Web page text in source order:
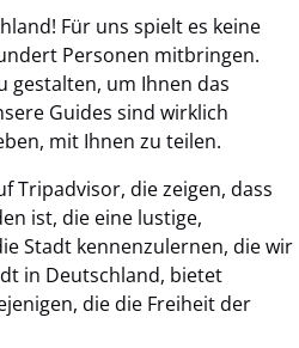
Für uns spielt es keine
Personen mitbringen.
gestalten, um Ihnen das
Guides sind wirklich
mit Ihnen zu teilen.
Tripadvisor, die zeigen, dass
ist, die eine lustige,
Stadt kennenzulernen, die wir
in Deutschland, bietet
die die Freiheit der